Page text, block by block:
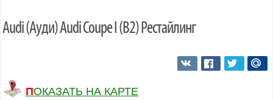
Audi (Ауди) Audi Coupe I (B2) Рестайлинг
ПОКАЗАТЬ НА КАРТЕ